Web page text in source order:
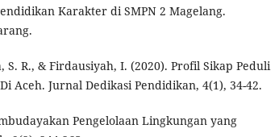
Karakter di SMPN 2 Magelang.
S. R., & Firdausiyah, I. (2020). Profil Sikap Peduli
Aceh. Jurnal Dedikasi Pendidikan, 4(1), 34-42.
Pengelolaan Lingkungan yang